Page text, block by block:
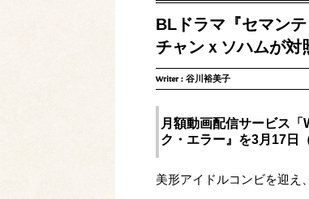
BLドラマ『セマン
チャンｘソハムが対
Writer : 谷川裕美子
月額動画配信サービス
ク・エラー』を3月17日
美形アイドルコンビを迎え